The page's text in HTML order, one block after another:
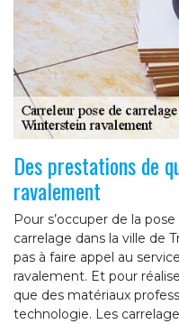
Des prestations de
ravalement
Pour s’occuper de la
carrelage dans la ville de
pas à faire appel au
ravalement. Et pour
que des matériaux
technologie. Les